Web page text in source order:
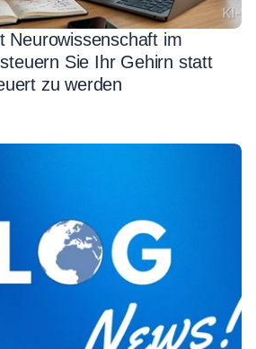
Neurowissenschaft im
Sie Ihr Gehirn statt
zu werden